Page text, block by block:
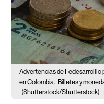
Advertencias de Fedesarrolllo
en Colombia. Billetes y
(Shutterstock/Shutterstock)